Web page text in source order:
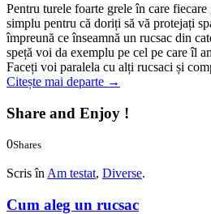
Pentru turele foarte grele în care fiecare
simplu pentru că doriți să vă protejați
împreună ce înseamnă un rucsac din
speță voi da exemplu pe cel pe care îl
Faceți voi paralela cu alți rucsaci și
Citește mai departe →
Share and Enjoy !
0Shares
Scris în Am testat, Diverse.
Cum aleg un rucsac